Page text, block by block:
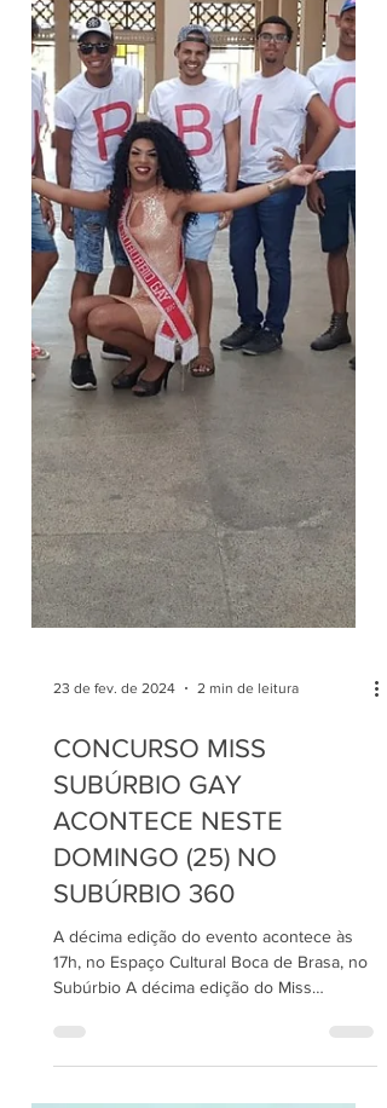
23 de fev. de 2024 2 min de leitura
CONCURSO MISS
SUBÚRBIO GAY
ACONTECE NESTE
DOMINGO (25) NO
SUBÚRBIO 360